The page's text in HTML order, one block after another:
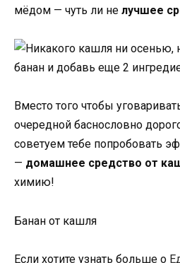
мёдом — чуть ли не лучшее
Вместо того чтобы
очередной баснословно
советуем тебе попробовать
— домашнее средство от
химию!
Банан от кашля
Если хотите узнать больше о